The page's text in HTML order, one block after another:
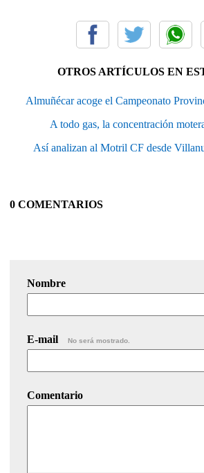
OTROS ARTÍCULOS EN
Almuñécar acoge el Campeonato
A todo gas, la concentración
Así analizan al Motril CF desde
0 COMENTARIOS
Nombre
E-mail No será mostrado.
Comentario